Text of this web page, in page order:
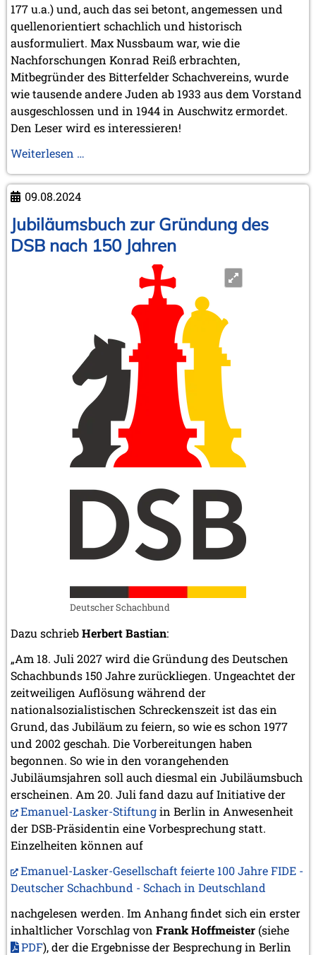
177 u.a.) und, auch das sei betont, angemessen und
quellenorientiert schachlich und historisch
ausformuliert. Max Nussbaum war, wie die
Nachforschungen Konrad Reiß erbrachten,
Mitbegründer des Bitterfelder Schachvereins, wurde
wie tausende andere Juden ab 1933 aus dem Vorstand
ausgeschlossen und in 1944 in Auschwitz ermordet.
Den Leser wird es interessieren!
Weiterlesen …
Verein
und
noch
viel
09.08.2024
Jubiläumsbuch zur Gründung des
DSB nach 150 Jahren
Deutscher Schachbund
Dazu schriebHerbert Bastian:
„Am 18. Juli 2027 wird die Gründung des Deutschen
Schachbunds 150 Jahre zurückliegen. Ungeachtet der
zeitweiligen Auflösung während der
nationalsozialistischen Schreckenszeit ist das ein
Grund, das Jubiläum zu feiern, so wie es schon 1977
und 2002 geschah. Die Vorbereitungen haben
begonnen. So wie in den vorangehenden
Jubiläumsjahren soll auch diesmal ein Jubiläumsbuch
erscheinen. Am 20. Juli fand dazu auf Initiative der
Emanuel-Lasker-Stiftungin Berlin in Anwesenheit
der DSB-Präsidentin eine Vorbesprechung statt.
Einzelheiten können auf
Emanuel-Lasker-Gesellschaft feierte 100 Jahre FIDE -
Deutscher Schachbund - Schach in Deutschland
nachgelesen werden. Im Anhang findet sich ein erster
inhaltlicher Vorschlag von Frank Hoffmeister(siehe
PDF), der die Ergebnisse der Besprechung in Berlin